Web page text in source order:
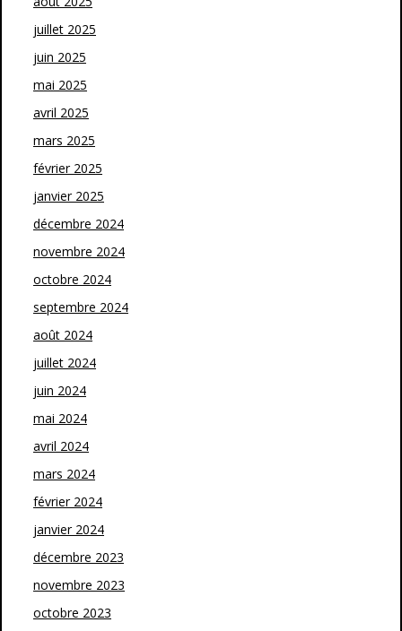
juillet 2025
juin 2025
mai 2025
avril 2025
mars 2025
février 2025
janvier 2025
décembre 2024
novembre 2024
octobre 2024
septembre 2024
août 2024
juillet 2024
juin 2024
mai 2024
avril 2024
mars 2024
février 2024
janvier 2024
décembre 2023
novembre 2023
octobre 2023